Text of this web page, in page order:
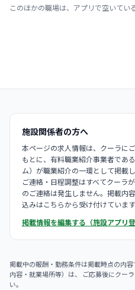
このほかの職場は、アプリで空いてい
施設関係者の方へ
本ページの求人情報は、クーラに
もとに、有料職業紹介事業者であ
ム）が職業紹介の一環として掲載
ご連絡・日程調整はすべてクーラ
のご連絡は発生しません。掲載内
込みはこちらから受け付けています
掲載情報を編集する（施設アプリ登
掲載中の報酬・勤務条件は掲載時点の内
内容・就業場所等）は、 ご応募後にクー
い。